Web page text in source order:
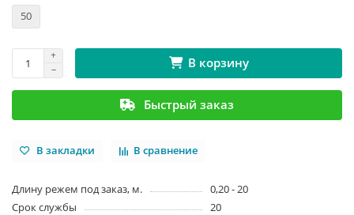
50
В корзину
Быстрый заказ
В закладки В сравнение
Длину режем под заказ, м.
0,20 - 20
Срок службы
20